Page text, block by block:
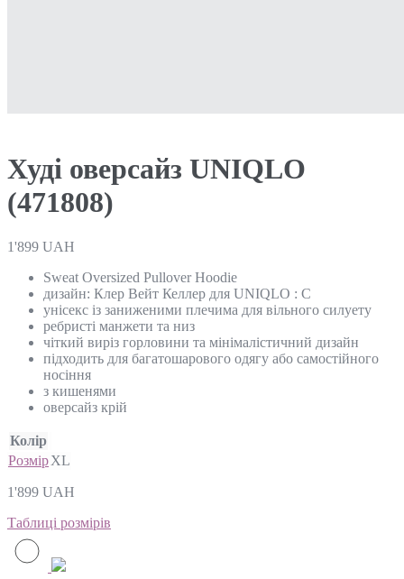
Худі оверсайз UNIQLO
(471808)
1'899 UAH
Sweat Oversized Pullover Hoodie
дизайн: Клер Вейт Келлер для UNIQLO : C
унісекс із заниженими плечима для вільного силуету
ребристі манжети та низ
чіткий виріз горловини та мінімалістичний дизайн
підходить для багатошарового одягу або самостійного
носіння
з кишенями
оверсайз крій
Колір
РозмірXL
1'899 UAH
Таблиці розмірів